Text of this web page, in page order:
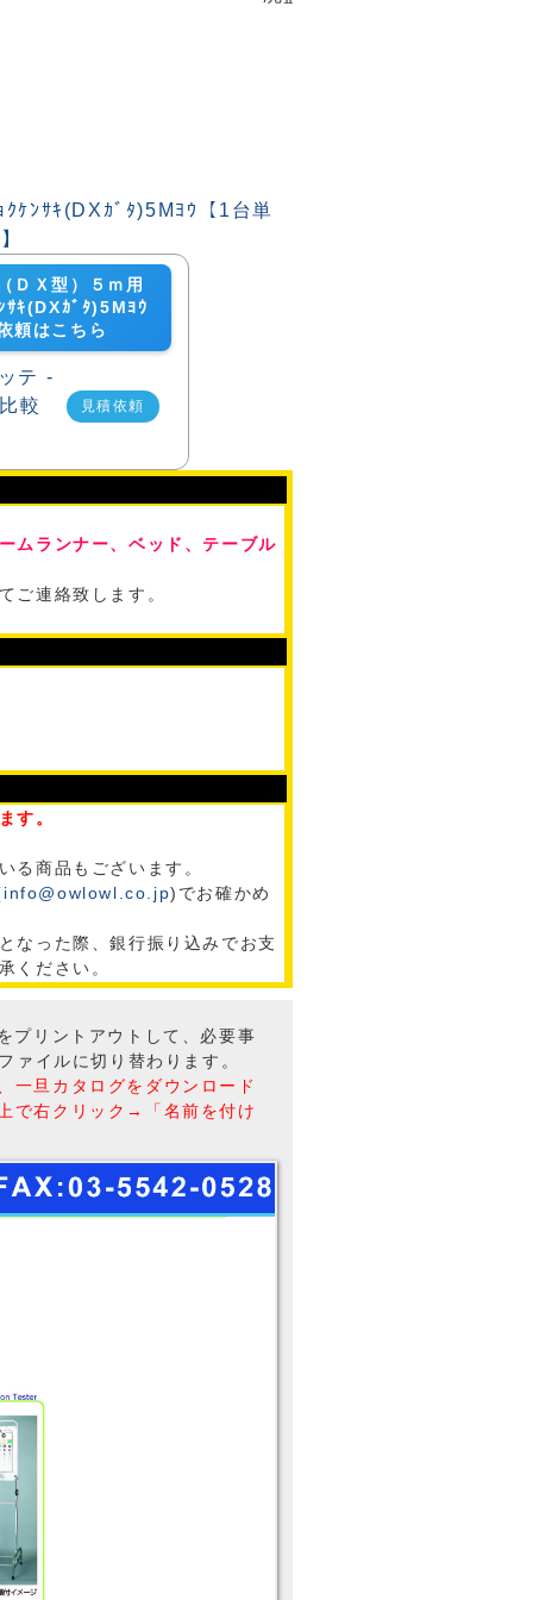
ＤＸ型）５ｍ用
ｻｷ(DXｶﾞﾀ)5Mﾖｳ
頼はこちら
見積依頼
ムランナー、ベッド、テーブル
ご連絡致します。
す。
る商品もございます。
info@owlowl.co.jp)でお確かめ
なった際、銀行振り込みでお支
ください。
プリントアウトして、必要事
イルに切り替わります。
一旦カタログをダウンロード
で右クリック→「名前を付け